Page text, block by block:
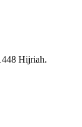
Hijriah.